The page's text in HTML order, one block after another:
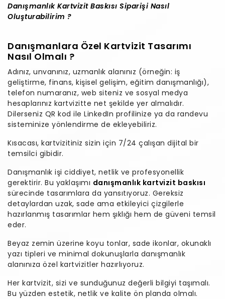
Danışmanlık Kartvizit Baskısı Siparişi Nasıl
Oluşturabilirim ?
Danışmanlara Özel Kartvizit Tasarımı
Nasıl Olmalı ?
Adınız, unvanınız, uzmanlık alanınız (örneğin: iş
geliştirme, finans, kişisel gelişim, eğitim danışmanlığı),
telefon numaranız, web siteniz ve sosyal medya
hesaplarınız kartvizitte net şekilde yer almalıdır.
Dilerseniz QR kod ile LinkedIn profilinize ya da randevu
sisteminize yönlendirme de ekleyebiliriz.
Kısacası, kartvizitiniz sizin için 7/24 çalışan dijital bir
temsilci gibidir.
Danışmanlık işi ciddiyet, netlik ve profesyonellik
gerektirir. Bu yaklaşımı danışmanlık kartvizit baskısı
sürecinde tasarımlara da yansıtıyoruz. Gereksiz
detaylardan uzak, sade ama etkileyici çizgilerle
hazırlanmış tasarımlar hem şıklığı hem de güveni temsil
eder.
Beyaz zemin üzerine koyu tonlar, sade ikonlar, okunaklı
yazı tipleri ve minimal dokunuşlarla danışmanlık
alanınıza özel kartvizitler hazırlıyoruz.
Her kartvizit, sizi ve sunduğunuz değerli bilgiyi taşımalı.
Bu yüzden estetik, netlik ve kalite ön planda olmalı.